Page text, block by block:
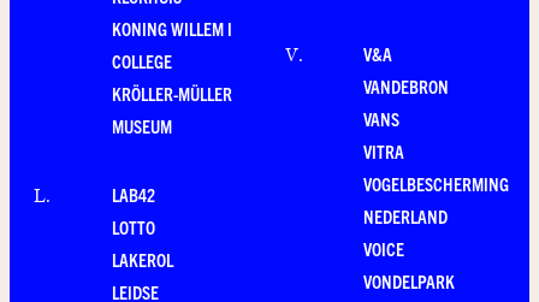
KONING WILLEM I
COLLEGE
KRÖLLER-MÜLLER
MUSEUM
L.
LAB42
LOTTO
LAKEROL
LEIDSE
V.
V&A
VANDEBRON
VANS
VITRA
VOGELBESCHERMING
NEDERLAND
VOICE
VONDELPARK